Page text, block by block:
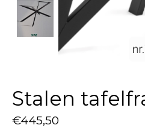
Stalen
€445,50